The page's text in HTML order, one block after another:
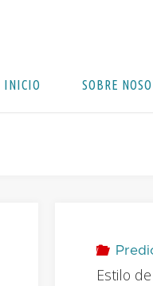
INICIO SOBRE
Estilo